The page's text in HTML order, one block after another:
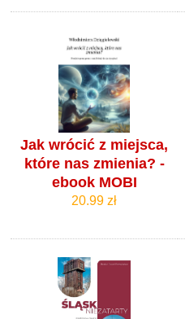
Jak wrócić z miejsca,
które nas zmienia? -
ebook MOBI
20.99 zł